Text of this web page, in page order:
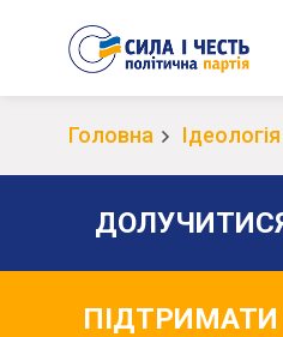
Головна Ідеологія